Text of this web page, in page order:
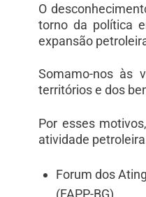
O
torno da política
expansão
Somamo-nos às
territórios e dos
Por esses
atividade
Forum dos
(FAPP-BG)